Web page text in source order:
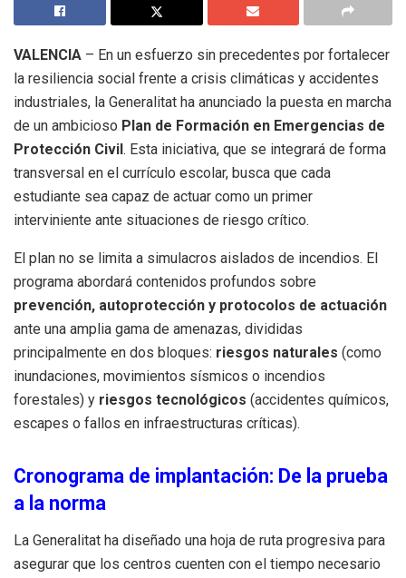
VALENCIA – En un esfuerzo sin precedentes por fortalecer
la resiliencia social frente a crisis climáticas y accidentes
industriales, la Generalitat ha anunciado la puesta en marcha
de un ambicioso Plan de Formación en Emergencias de
Protección Civil. Esta iniciativa, que se integrará de forma
transversal en el currículo escolar, busca que cada
estudiante sea capaz de actuar como un primer
interviniente ante situaciones de riesgo crítico.
El plan no se limita a simulacros aislados de incendios. El
programa abordará contenidos profundos sobre
prevención, autoprotección y protocolos de actuación
ante una amplia gama de amenazas, divididas
principalmente en dos bloques: riesgos naturales (como
inundaciones, movimientos sísmicos o incendios
forestales) y riesgos tecnológicos (accidentes químicos,
escapes o fallos en infraestructuras críticas).
Cronograma de implantación: De la prueba
a la norma
La Generalitat ha diseñado una hoja de ruta progresiva para
asegurar que los centros cuenten con el tiempo necesario